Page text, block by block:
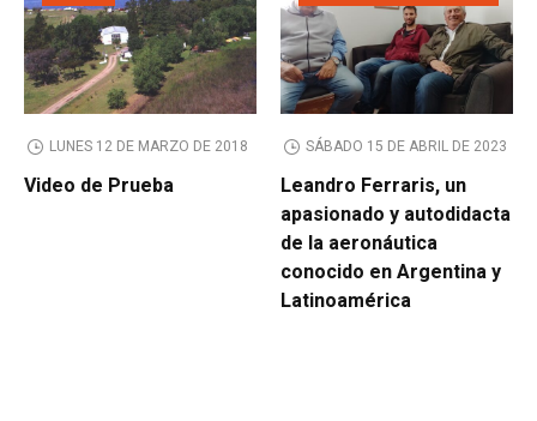
LUNES 12 DE MARZO DE 2018
Video de Prueba
SÁBADO 15 DE ABRIL DE 2023
Leandro Ferraris, un
apasionado y autodidacta
de la aeronáutica
conocido en Argentina y
Latinoamérica